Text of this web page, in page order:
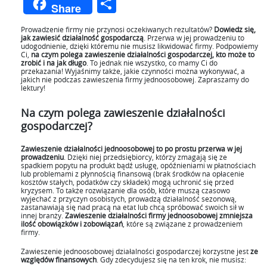
Share
się
Prowadzenie firmy nie przynosi oczekiwanych rezultatów? Dowiedz się,
jak zawiesić działalność gospodarczą . Przerwa w jej prowadzeniu to
udogodnienie, dzięki któremu nie musisz likwidować firmy. Podpowiemy
Ci, na czym polega zawieszenie działalności gospodarczej, kto może to
zrobić i na jak długo . To jednak nie wszystko, co mamy Ci do
przekazania! Wyjaśnimy także, jakie czynności można wykonywać, a
jakich nie podczas zawieszenia firmy jednoosobowej. Zapraszamy do
lektury!
Na czym polega zawieszenie działalności
gospodarczej?
Zawieszenie działalności jednoosobowej to po prostu przerwa w jej
prowadzeniu. Dzięki niej przedsiębiorcy, którzy zmagają się ze
spadkiem popytu na produkt bądź usługę, opóźnieniami w płatnościach
lub problemami z płynnością finansową (brak środków na opłacenie
kosztów stałych, podatków czy składek) mogą uchronić się przed
kryzysem. To także rozwiązanie dla osób, które muszą czasowo
wyjechać z przyczyn osobistych, prowadzą działalność sezonową,
zastanawiają się nad pracą na etat lub chcą spróbować swoich sił w
innej branży.Zawieszenie działalności firmy jednoosobowej zmniejsza
ilość obowiązków i zobowiązań, które są związane z prowadzeniem
firmy.
Zawieszenie jednoosobowej działalności gospodarczej korzystne jestze
względów finansowych. Gdy zdecydujesz się na ten krok, nie musisz: